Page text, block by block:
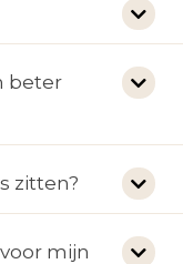
beter
zitten?
mijn